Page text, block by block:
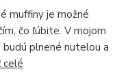
muffiny je možné
čo ľúbite. V mojom
plnené nutelou a
celé